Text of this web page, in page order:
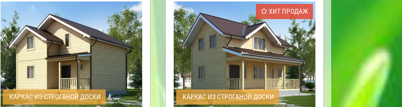
КАРКАС ИЗ СТРОГАНОЙ ДОСКИ
ХИТ ПРОДАЖ
КАРКАС ИЗ СТРОГАНОЙ ДОСКИ